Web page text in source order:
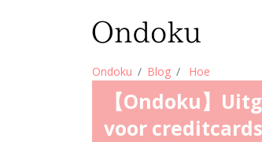
Ondoku Blog Hoe
【Ondoku】
voor